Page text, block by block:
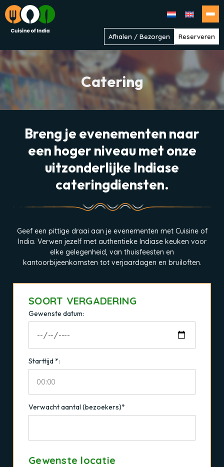
Afhalen / Bezorgen Reserveren
of
India
Catering
Breng je evenementen naar
een hoger niveau met onze
uitzonderlijke Indiase
cateringdiensten.
Geef een pittige draai aan je evenementen met Cuisine of
India. Verwen jezelf met authentieke Indiase keuken voor
elke gelegenheid, van thuisfeesten en
kantoorbijeenkomsten tot verjaardagen en bruiloften.
SOORT VERGADERING
Gewenste datum:
Starttijd *:
Verwacht aantal (bezoekers)*
Gewenste locatie